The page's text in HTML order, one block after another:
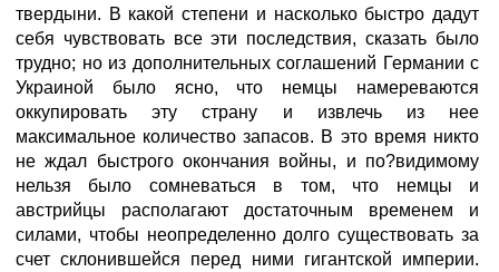
твердыни. В какой степени и насколько быстро дадут
себя чувствовать все эти последствия, сказать было
трудно; но из дополнительных соглашений Германии с
Украиной было ясно, что немцы намереваются
оккупировать эту страну и извлечь из нее
максимальное количество запасов. В это время никто
не ждал быстрого окончания войны, и по?видимому
нельзя было сомневаться в том, что немцы и
австрийцы располагают достаточным временем и
силами, чтобы неопределенно долго существовать за
счет склонившейся перед ними гигантской империи.